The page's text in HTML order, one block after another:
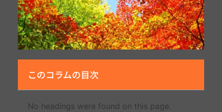
このコラムの目次
No headings were found on this page.